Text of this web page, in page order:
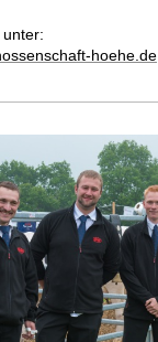
unter:
hoehe.de